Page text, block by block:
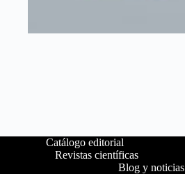
Catálogo editorial
Revistas científicas
Blog y noticias